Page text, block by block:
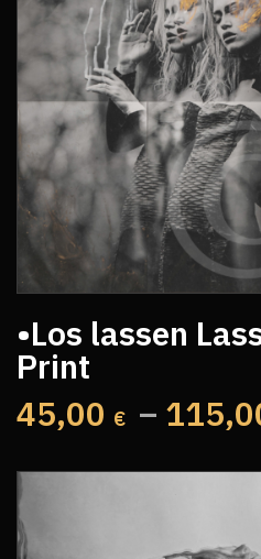
•Los lassen
Print
45,00 € –